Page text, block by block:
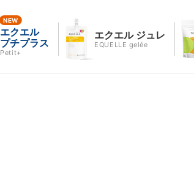
エクエル
プチプラス
Petit+
エクエル ジュレ
EQUELLE gelée